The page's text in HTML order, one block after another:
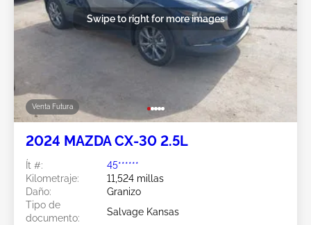
Venta Futura
Swipe to right for more images
2024 MAZDA CX-30 2.5L
Ít #:
45******
Kilometraje:
11,524 millas
Daño:
Granizo
Tipo de
documento:
Salvage Kansas